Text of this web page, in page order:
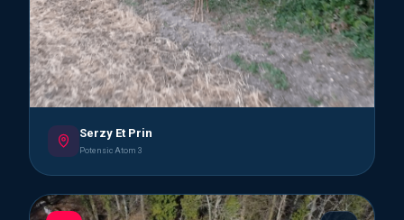
Serzy Et Prin
Potensic Atom 3